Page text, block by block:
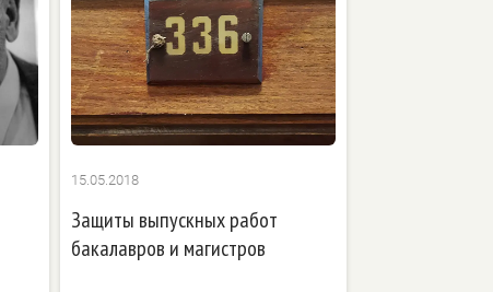
15.05.2018
Защиты выпускных работ
бакалавров и магистров